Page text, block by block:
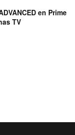
en Prime
TV